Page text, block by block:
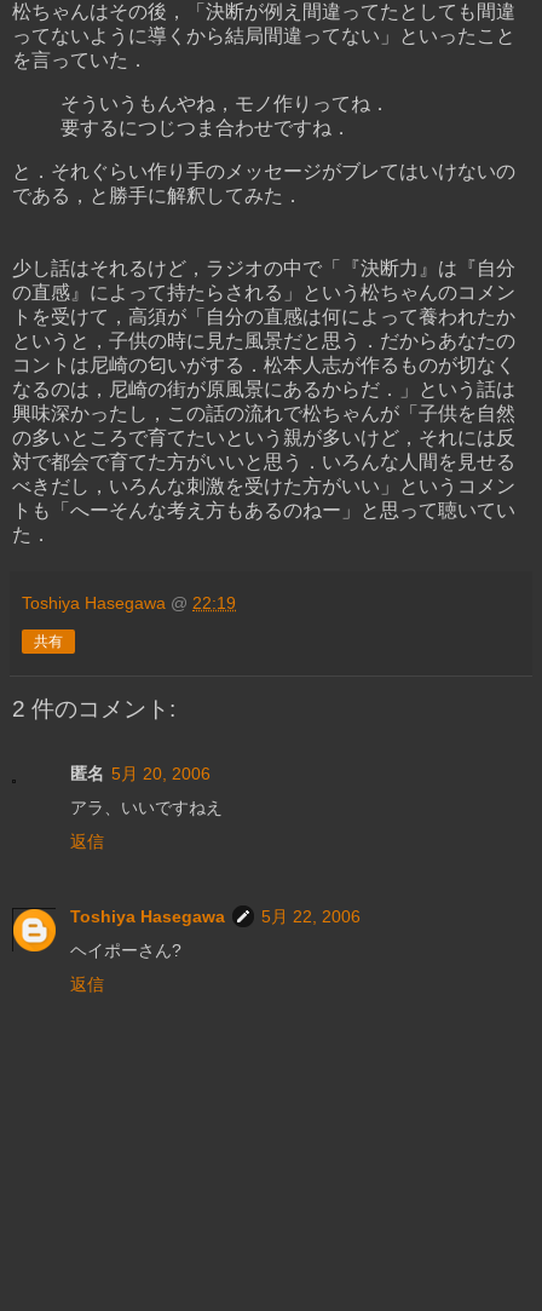
松ちゃんはその後，「決断が例え間違ってたとしても間違
ってないように導くから結局間違ってない」といったこと
を言っていた．
そういうもんやね，モノ作りってね．
要するにつじつま合わせですね．
と．それぐらい作り手のメッセージがブレてはいけないの
である，と勝手に解釈してみた．
少し話はそれるけど，ラジオの中で「『決断力』は『自分
の直感』によって持たらされる」という松ちゃんのコメン
トを受けて，高須が「自分の直感は何によって養われたか
というと，子供の時に見た風景だと思う．だからあなたの
コントは尼崎の匂いがする．松本人志が作るものが切なく
なるのは，尼崎の街が原風景にあるからだ．」という話は
興味深かったし，この話の流れで松ちゃんが「子供を自然
の多いところで育てたいという親が多いけど，それには反
対で都会で育てた方がいいと思う．いろんな人間を見せる
べきだし，いろんな刺激を受けた方がいい」というコメン
トも「へーそんな考え方もあるのねー」と思って聴いてい
た．
Toshiya Hasegawa @ 22:19
共有
2 件のコメント:
匿名 5月 20, 2006
アラ、いいですねえ
返信
Toshiya Hasegawa
5月 22, 2006
ヘイポーさん?
返信